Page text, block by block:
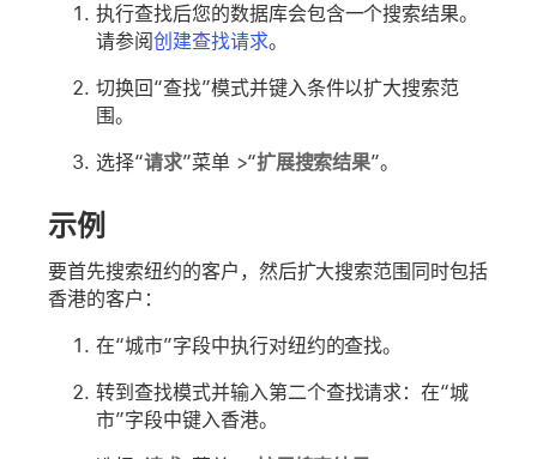
执行查找后您的数据库会包含一个搜索结果。
请参阅创建查找请求。
切换回“查找”模式并键入条件以扩大搜索范
围。
选择“请求”菜单 >“扩展搜索结果”。
示例
要首先搜索纽约的客户，然后扩大搜索范围同时包括
香港的客户：
在“城市”字段中执行对纽约的查找。
转到查找模式并输入第二个查找请求：在“城
市”字段中键入香港。